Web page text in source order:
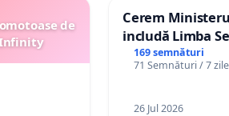
de
Cerem
includă Limba
alfabetul Braille
Republica
169 semnături
71 Semnături / 7 zile
26 Jul 2026